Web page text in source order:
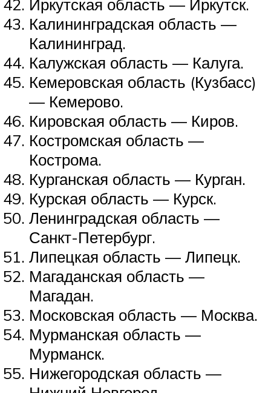
Иркутская область — Иркутск.
Калининградская область —
Калининград.
Калужская область — Калуга.
Кемеровская область (Кузбасс)
— Кемерово.
Кировская область — Киров.
Костромская область —
Кострома.
Курганская область — Курган.
Курская область — Курск.
Ленинградская область —
Санкт-Петербург.
Липецкая область — Липецк.
Магаданская область —
Магадан.
Московская область — Москва.
Мурманская область —
Мурманск.
Нижегородская область —